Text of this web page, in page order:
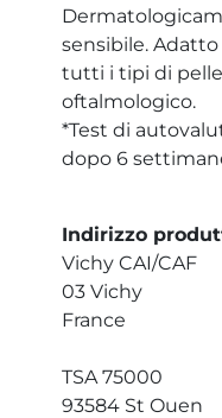
sensibile.
tutti i tipi di
oftalmologico.
*Test di
dopo 6
Indirizzo
Vichy CAI/CAF
03 Vichy
France
TSA 75000
93584 St Ouen